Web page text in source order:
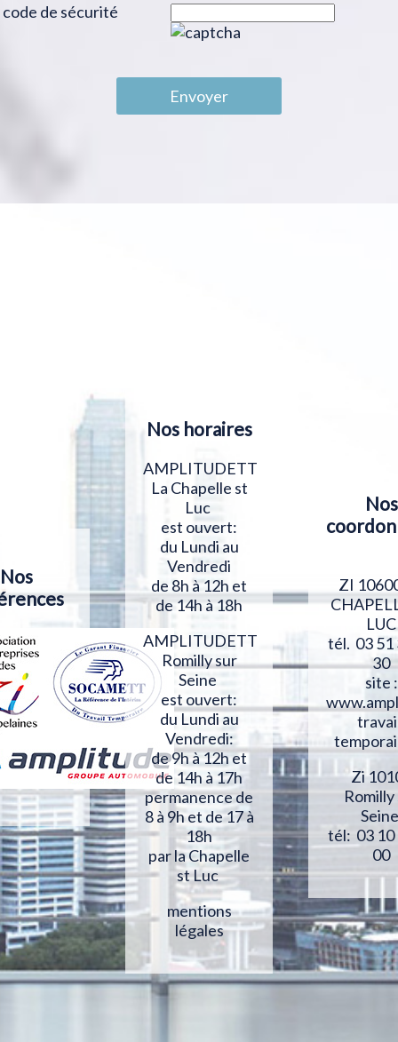
code de sécurité
Envoyer
Nos
Nos horaires
AMPLITUDETT
La Chapelle st
Luc
est ouvert:
du Lundi au
Vendredi
de 8h à 12h et
de 14h à 18h
AMPLITUDETT
Romilly sur
Seine
est ouvert:
du Lundi au
Vendredi:
de 9h à 12h et
de 14h à 17h
permanence de
8 à 9h et de 17 à
18h
par la Chapelle
st Luc
mentions
légales
Nos
ZI
LUC
tél. 03 51
30
site :
Zi
tél: 03 10
00